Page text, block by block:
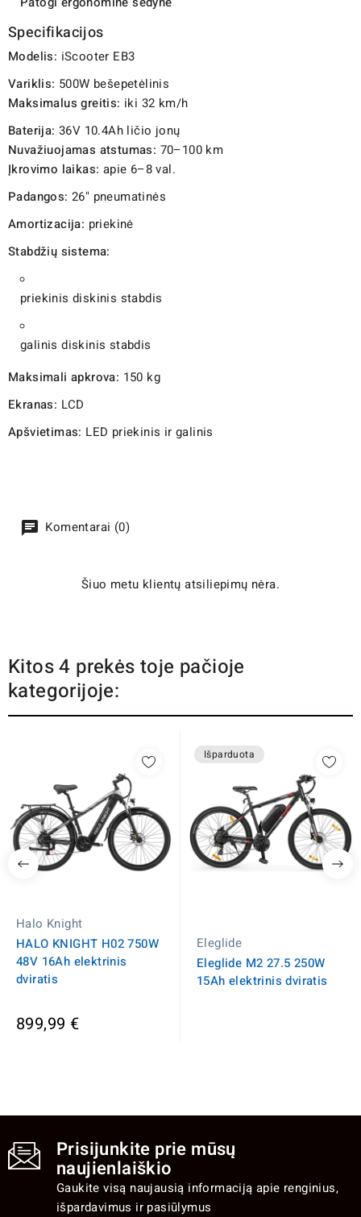
Specifikacijos
Modelis: iScooter EB3
Variklis: 500W bešepetėlinis
Maksimalus greitis: iki 32 km/h
Baterija: 36V 10.4Ah ličio jonų
Nuvažiuojamas atstumas: 70–100 km
Įkrovimo laikas: apie 6–8 val.
Padangos: 26" pneumatinės
Amortizacija: priekinė
Stabdžių sistema:
priekinis diskinis stabdis
galinis diskinis stabdis
Maksimali apkrova: 150 kg
Ekranas: LCD
Apšvietimas: LED priekinis ir galinis
Komentarai (0)
Šiuo metu klientų atsiliepimų nėra.
Kitos 4 prekės toje pačioje
kategorijoje:
Halo Knight
HALO KNIGHT H02 750W
48V 16Ah elektrinis
dviratis
899,99 €
Išparduota
Eleglide
Eleglide M2 27.5 250W
15Ah elektrinis dviratis
Prisijunkite prie mūsų
naujienlaiškio
Gaukite visą naujausią informaciją apie renginius,
išpardavimus ir pasiūlymus